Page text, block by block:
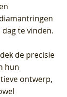
te vinden.
de precisie
hun
ontwerp,